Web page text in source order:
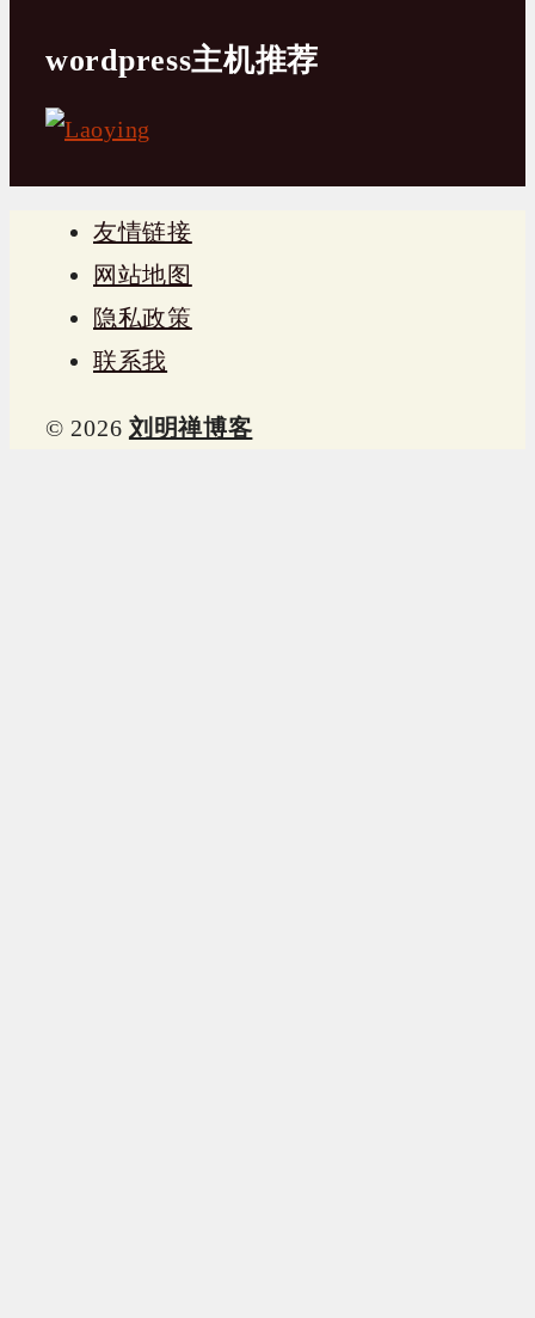
wordpress主机推荐
友情链接
网站地图
隐私政策
联系我
© 2026 刘明禅博客